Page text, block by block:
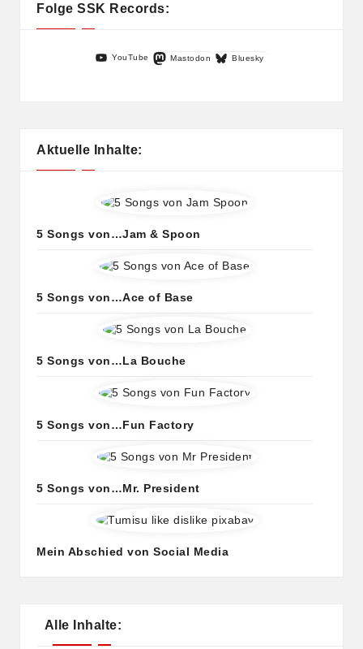
Folge SSK Records:
YouTube Mastodon Bluesky
Aktuelle Inhalte:
5 Songs von…Jam & Spoon
5 Songs von…Ace of Base
5 Songs von…La Bouche
5 Songs von…Fun Factory
5 Songs von…Mr. President
Mein Abschied von Social Media
Alle Inhalte: